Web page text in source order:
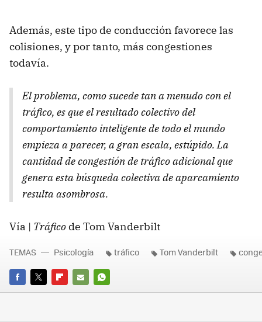
Además, este tipo de conducción favorece las
colisiones, y por tanto, más congestiones
todavía.
El problema, como sucede tan a menudo con el
tráfico, es que el resultado colectivo del
comportamiento inteligente de todo el mundo
empieza a parecer, a gran escala, estúpido. La
cantidad de congestión de tráfico adicional que
genera esta búsqueda colectiva de aparcamiento
resulta asombrosa.
Vía | Tráfico de Tom Vanderbilt
FACEBOOK
TWITTERFLIPBOARD
E-
WHATSAPP
TEMAS Psicología tráfico Tom Vanderbilt